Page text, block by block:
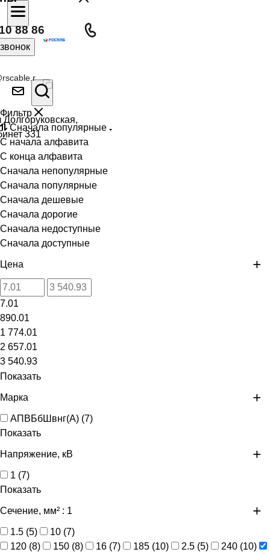
88 86
331
Фильтр
Сначала популярные
С начала алфавита
С конца алфавита
Сначала непопулярные
Сначала популярные
Сначала дешевые
Сначала дорогие
Сначала недоступные
Сначала доступные
Цена
7.01
890.01
1 774.01
2 657.01
3 540.93
Показать
Марка
АПВБбШвнг(А) (7)
Показать
Напряжение, кВ
1 (7)
Показать
Сечение, мм² : 1
1.5 (5) 10 (7)
120 (8) 150 (8) 16 (7) 185 (10) 2.5 (5) 240 (10)